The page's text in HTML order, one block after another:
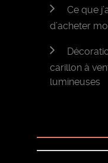
Ce que
d’acheter
carillon à
lumineuses